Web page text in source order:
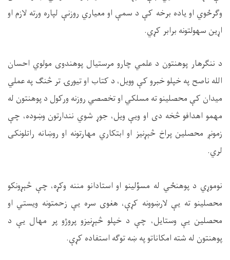
وګرځوي او یاده برخه کې د سمې او معیاري روزنې لپاره ورته لازم او
اړین سهولتونه برابر کړي.
د ننګرهار پوهنتون د علمي چارو مرستیال پوهندوی مولوي احسان
الله ناصح په خپلو خبرو کې وویل، د کتاب او تیورۍ تر څنګ په عملي
میدان کې محصلینو ته مسلکي او تخصصي روزنه ورکول د پوهنتون له
مهمو اهدافو څخه دی او ویې ویل، جوړ شوي نندارتون وښوده، چې
زمونږ محصلین پراخ څېړنیز او ابتکاري مهارتونه او روښانه راتلونکی
لري.
نوموړي د پوهنځي له مسؤلینو او استادانو مننه وکړه، چې څېړونکو
محصلینو ته یې لارښوونه کړې، هغوی سره یې زحمتونه ویستي او
محصلین یې وستایل، چې د خپلو څېړنیزو پروژو پر مهال یې د
پوهنتون له شته امکاناتو په ښه توګه استفاده کړې.